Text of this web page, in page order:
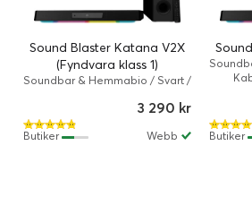
Sound Blaster Katana V2X
(Fyndvara klass 1)
Soundbar & Hemmabio / Svart /
3 290 kr
Webb
Butiker
Butiker